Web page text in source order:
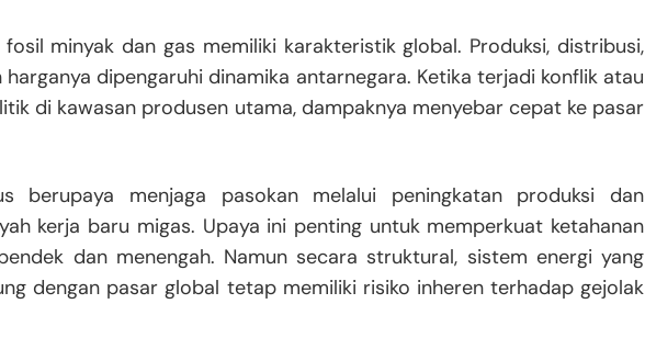
minyak dan gas memiliki karakteristik global. Produksi, distribusi,
dipengaruhi dinamika antarnegara. Ketika terjadi konflik atau
di kawasan produsen utama, dampaknya menyebar cepat ke pasar
berupaya menjaga pasokan melalui peningkatan produksi dan
kerja baru migas. Upaya ini penting untuk memperkuat ketahanan
dan menengah. Namun secara struktural, sistem energi yang
dengan pasar global tetap memiliki risiko inheren terhadap gejolak